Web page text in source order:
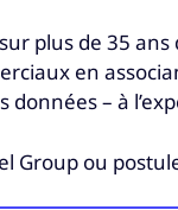
plus de 35
en
données – à
Group ou